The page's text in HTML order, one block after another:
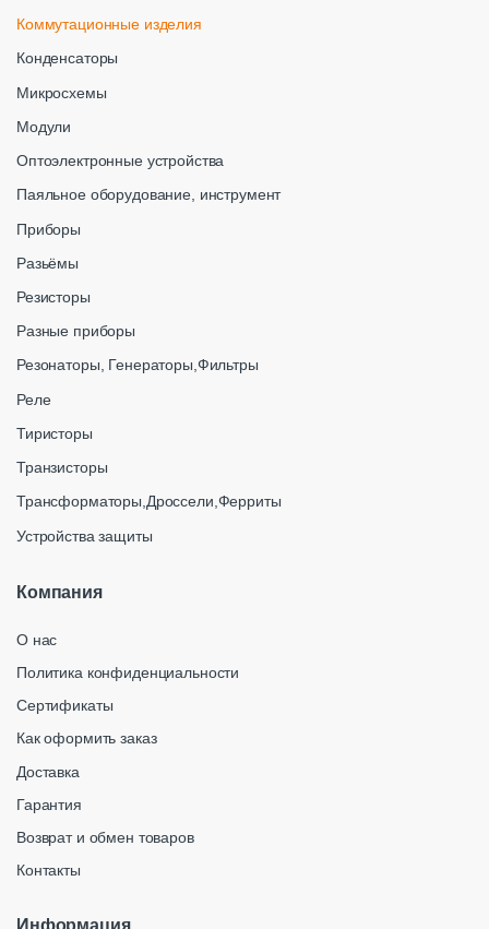
Коммутационные изделия
Конденсаторы
Микросхемы
Модули
Оптоэлектронные устройства
Паяльное оборудование, инструмент
Приборы
Разьёмы
Резисторы
Разные приборы
Резонаторы, Генераторы,Фильтры
Реле
Тиристоры
Транзисторы
Трансформаторы,Дроссели,Ферриты
Устройства защиты
Компания
О нас
Политика конфиденциальности
Сертификаты
Как оформить заказ
Доставка
Гарантия
Возврат и обмен товаров
Контакты